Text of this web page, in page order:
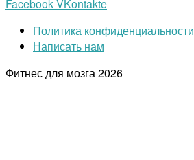
FacebookVKontakte
Политика конфиденциальности
Написать нам
Фитнес для мозга2026